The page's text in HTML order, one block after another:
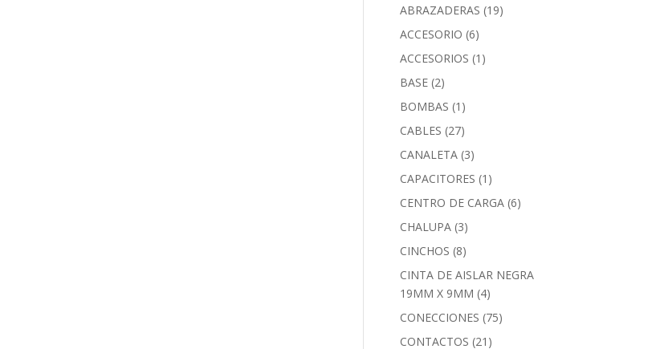
ABRAZADERAS (19)
ACCESORIO (6)
ACCESORIOS (1)
BASE (2)
BOMBAS (1)
CABLES (27)
CANALETA (3)
CAPACITORES (1)
CENTRO DE CARGA (6)
CHALUPA (3)
CINCHOS (8)
CINTA DE AISLAR NEGRA
19MM X 9MM (4)
CONECCIONES (75)
CONTACTOS (21)